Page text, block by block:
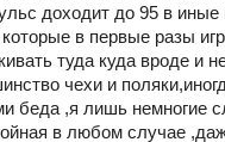
доходит до 95 в
в первые разы
туда куда вроде и
чехи и
беда ,я лишь немногие
в любом случае